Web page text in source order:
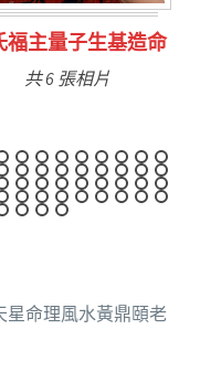
南永康風水鑑定
共 9 張相片
星命理風水黃鼎頤老